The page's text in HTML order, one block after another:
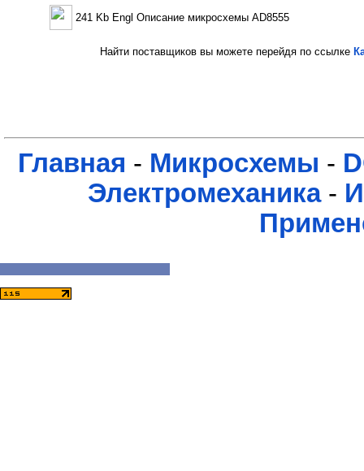
241 Kb Engl Описание микросхемы AD8555
Найти поставщиков вы можете перейдя по ссылке
Главная - Микросхемы -
Электромеханика-